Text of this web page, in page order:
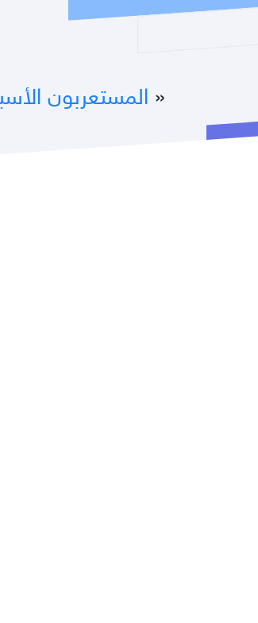
« المستعربون الأسبان في